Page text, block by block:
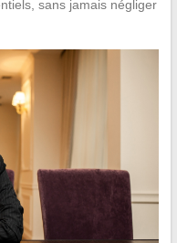
sans jamais négliger